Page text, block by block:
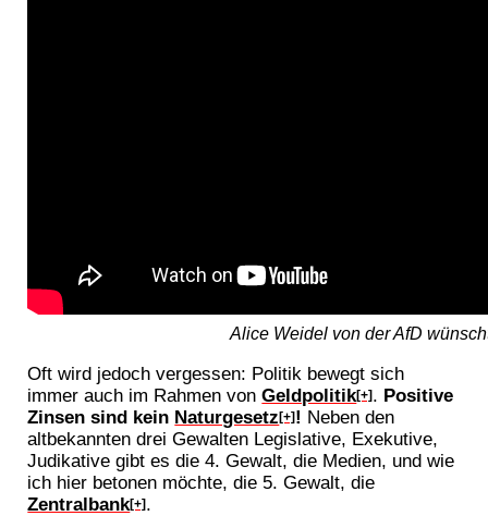
Alice Weidel von der AfD
Oft wird jedoch vergessen: Politik bewegt sich
immer auch im Rahmen vonGeldpolitik[+]. Positive
Zinsen sind kein Naturgesetz[+]! Neben den
altbekannten drei Gewalten Legislative, Exekutive,
Judikative gibt es die 4. Gewalt, die Medien, und wie
ich hier betonen möchte, die 5. Gewalt, die
Zentralbank[+].